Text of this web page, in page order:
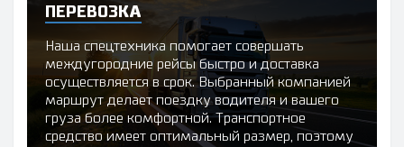
ПЕРЕВОЗКА
Наша спецтехника помогает совершать
междугородние рейсы быстро и доставка
осуществляется в срок. Выбранный компанией
маршрут делает поездку водителя и вашего
груза более комфортной. Транспортное
средство имеет оптимальный размер, поэтому